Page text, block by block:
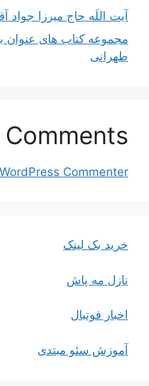
آیت اللَه حاج میرزا جواد
مجموعه کتاب های
طهرانی
Commenter
خرید بک لینک
نازل مه پاش
اخبار فوتبال
آموزش سئو مبتدی